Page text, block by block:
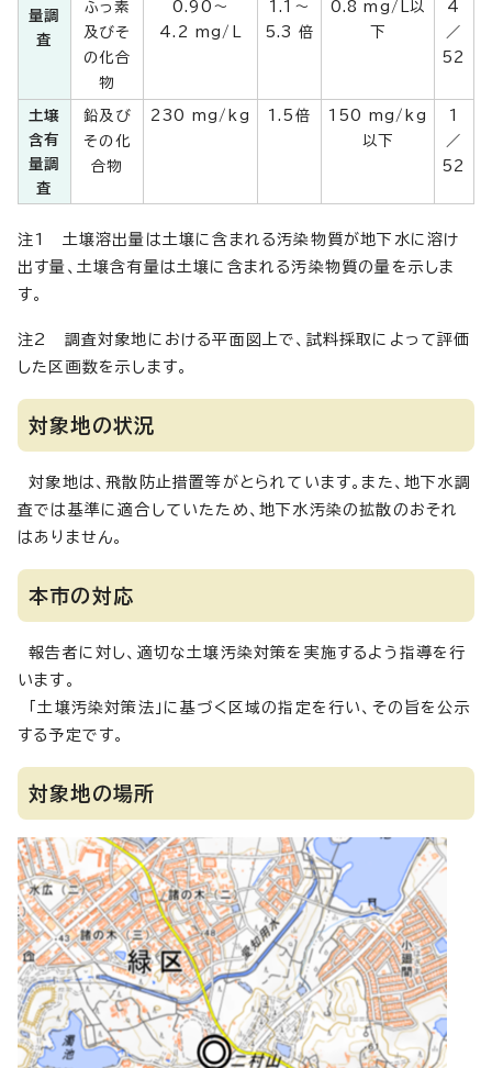
量調
査
ふっ素
及びそ
の化合
物
0.90～
4.2 mg/L
1.1～
5.3 倍
0.8 mg/L以
下
4
／
52
土壌
含有
量調
査
鉛及び
その化
合物
230 mg/kg 1.5倍
150 mg/kg
以下
1
／
52
注1 土壌溶出量は土壌に含まれる汚染物質が地下水に溶け
出す量、土壌含有量は土壌に含まれる汚染物質の量を示しま
す。
注2 調査対象地における平面図上で、試料採取によって評価
した区画数を示します。
対象地の状況
対象地は、飛散防止措置等がとられています。また、地下水調
査では基準に適合していたため、地下水汚染の拡散のおそれ
はありません。
本市の対応
報告者に対し、適切な土壌汚染対策を実施するよう指導を行
います。
「土壌汚染対策法」に基づく区域の指定を行い、その旨を公示
する予定です。
対象地の場所